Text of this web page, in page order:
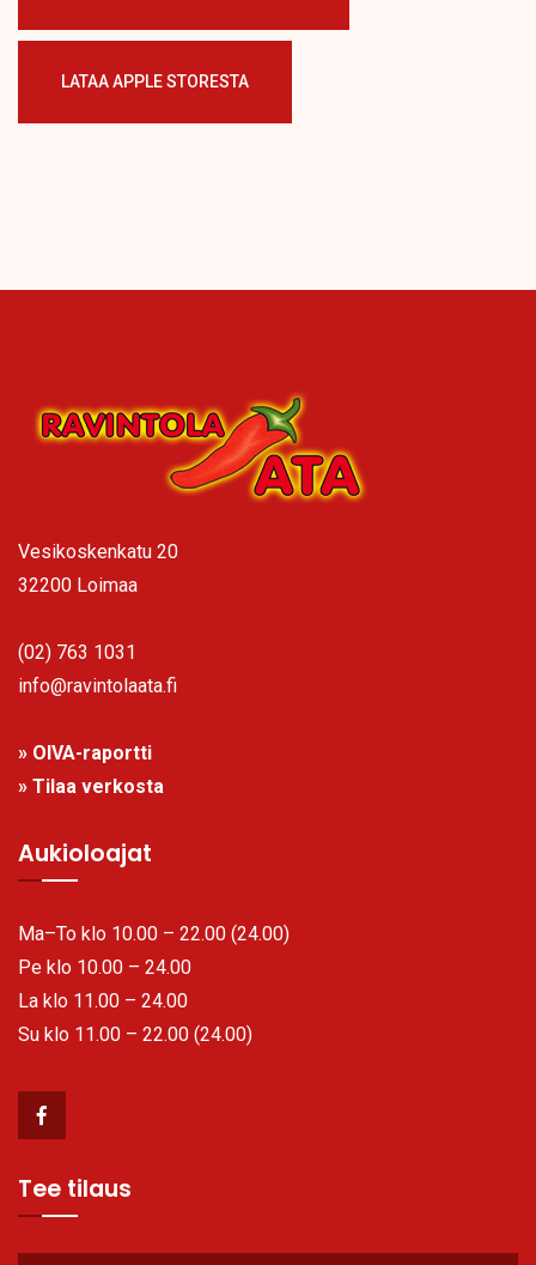
LATAA APPLE STORESTA
Vesikoskenkatu 20
32200 Loimaa
(02) 763 1031
info@ravintolaata.fi
» OIVA-raportti
» Tilaa verkosta
Aukioloajat
Ma–To klo 10.00 – 22.00 (24.00)
Pe klo 10.00 – 24.00
La klo 11.00 – 24.00
Su klo 11.00 – 22.00 (24.00)
Tee tilaus